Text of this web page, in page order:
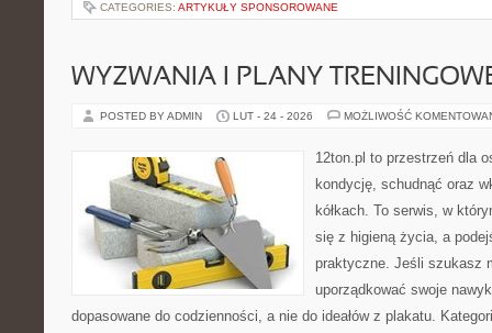
CATEGORIES: ARTYKUŁY SPONSOROWANE
WYZWANIA I PLANY
POSTED BY ADMIN LUT - 24 - 2026 MOŻLIWOŚĆ
12ton.pl to przestrzeń dla
kondycję, schudnąć oraz
kółkach. To serwis, w
się z higieną życia, a
praktyczne. Jeśli szukasz
uporządkować swoje
dopasowane do codzienności, a nie do ideałów z plakatu.